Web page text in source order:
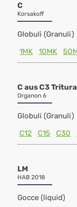
C
Korsakoff
Globuli (Granuli)
1MK
10MK
C aus C3
Organon 6
Globuli (Granuli)
C12
C15 C30
LM
HAB 2018
Gocce (liquid)